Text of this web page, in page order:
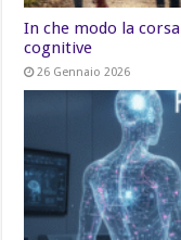
In che modo la
cognitive
26 Gennaio 2026